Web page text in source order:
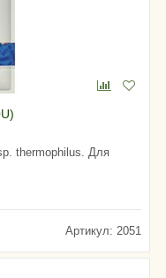
thermophilus. Для
Артикул: 2051